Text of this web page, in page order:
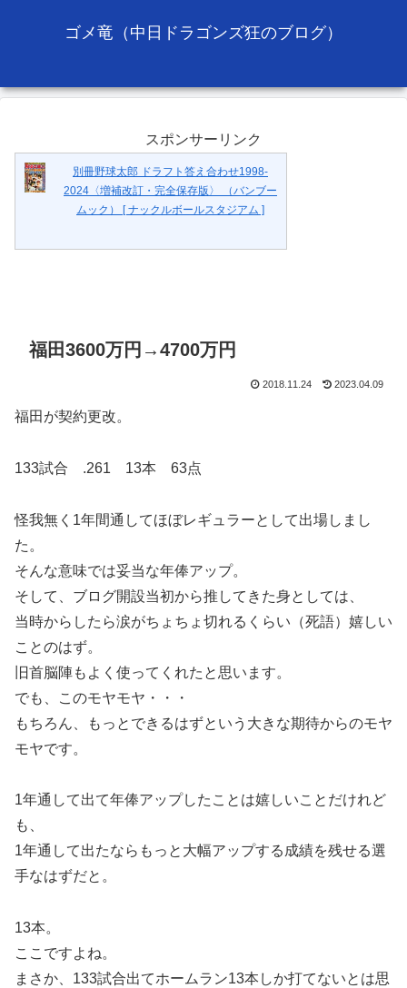
ゴメ竜（中日ドラゴンズ狂のブログ）
スポンサーリンク
別冊野球太郎 ドラフト答え合わせ1998-
2024〈増補改訂・完全保存版〉 （バンブー
ムック） [ ナックルボールスタジアム ]
福田3600万円→4700万円
2018.11.24 2023.04.09
福田が契約更改。
133試合 .261 13本 63点
怪我無く1年間通してほぼレギュラーとして出場しまし
た。
そんな意味では妥当な年俸アップ。
そして、ブログ開設当初から推してきた身としては、
当時からしたら涙がちょちょ切れるくらい（死語）嬉しい
ことのはず。
旧首脳陣もよく使ってくれたと思います。
でも、このモヤモヤ・・・
もちろん、もっとできるはずという大きな期待からのモヤ
モヤです。
1年通して出て年俸アップしたことは嬉しいことだけれど
も、
1年通して出たならもっと大幅アップする成績を残せる選
手なはずだと。
13本。
ここですよね。
まさか、133試合出てホームラン13本しか打てないとは思